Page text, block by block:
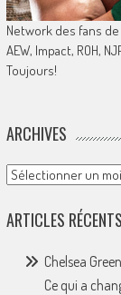
Network des fans
AEW, Impact, ROH,
Toujours!
ARCHIVES
Archives
ARTICLES RÉCENTS
Chelsea
Ce qui a